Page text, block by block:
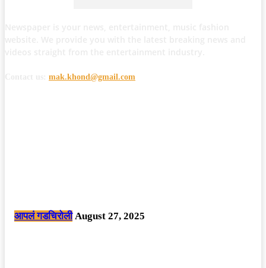
mak.khond@gmail.com
आपलं गडचिरोली August 27, 2025